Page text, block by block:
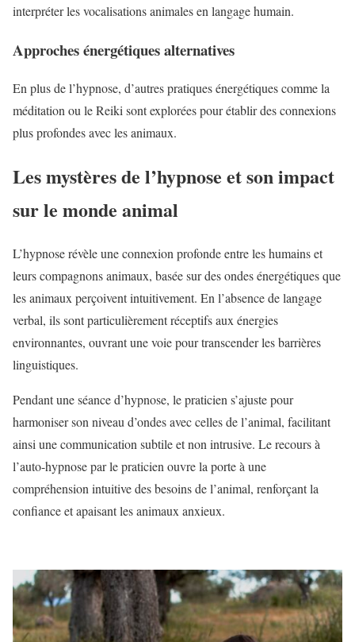
interpréter les vocalisations animales en langage humain.
Approches énergétiques alternatives
En plus de l’hypnose, d’autres pratiques énergétiques comme la
méditation ou le Reiki sont explorées pour établir des connexions
plus profondes avec les animaux.
Les mystères de l’hypnose et son impact
sur le monde animal
L’hypnose révèle une connexion profonde entre les humains et
leurs compagnons animaux, basée sur des ondes énergétiques que
les animaux perçoivent intuitivement. En l’absence de langage
verbal, ils sont particulièrement réceptifs aux énergies
environnantes, ouvrant une voie pour transcender les barrières
linguistiques.
Pendant une séance d’hypnose, le praticien s’ajuste pour
harmoniser son niveau d’ondes avec celles de l’animal, facilitant
ainsi une communication subtile et non intrusive. Le recours à
l’auto-hypnose par le praticien ouvre la porte à une
compréhension intuitive des besoins de l’animal, renforçant la
confiance et apaisant les animaux anxieux.